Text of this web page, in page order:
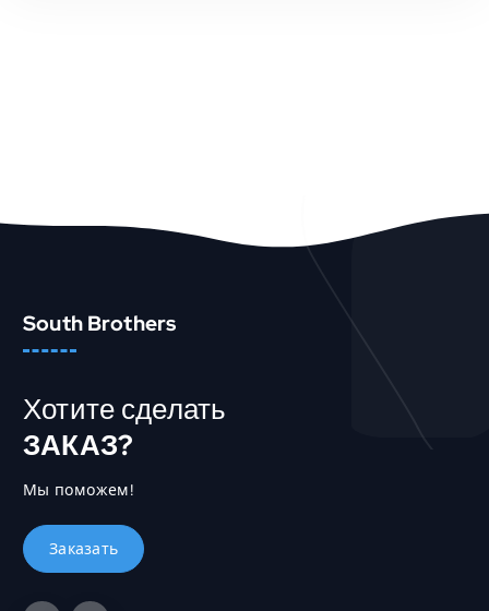
South Brothers
Хотите сделать
ЗАКАЗ?
Мы поможем!